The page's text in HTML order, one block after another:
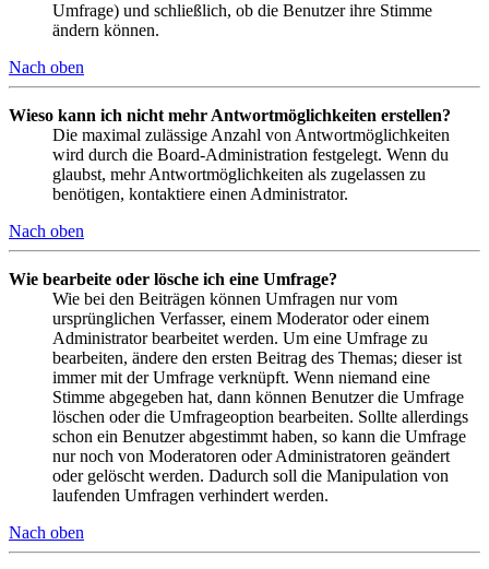
Umfrage) und schließlich, ob die Benutzer ihre Stimme
ändern können.
Nach oben
Wieso kann ich nicht mehr Antwortmöglichkeiten erstellen?
Die maximal zulässige Anzahl von Antwortmöglichkeiten
wird durch die Board-Administration festgelegt. Wenn du
glaubst, mehr Antwortmöglichkeiten als zugelassen zu
benötigen, kontaktiere einen Administrator.
Nach oben
Wie bearbeite oder lösche ich eine Umfrage?
Wie bei den Beiträgen können Umfragen nur vom
ursprünglichen Verfasser, einem Moderator oder einem
Administrator bearbeitet werden. Um eine Umfrage zu
bearbeiten, ändere den ersten Beitrag des Themas; dieser ist
immer mit der Umfrage verknüpft. Wenn niemand eine
Stimme abgegeben hat, dann können Benutzer die Umfrage
löschen oder die Umfrageoption bearbeiten. Sollte allerdings
schon ein Benutzer abgestimmt haben, so kann die Umfrage
nur noch von Moderatoren oder Administratoren geändert
oder gelöscht werden. Dadurch soll die Manipulation von
laufenden Umfragen verhindert werden.
Nach oben